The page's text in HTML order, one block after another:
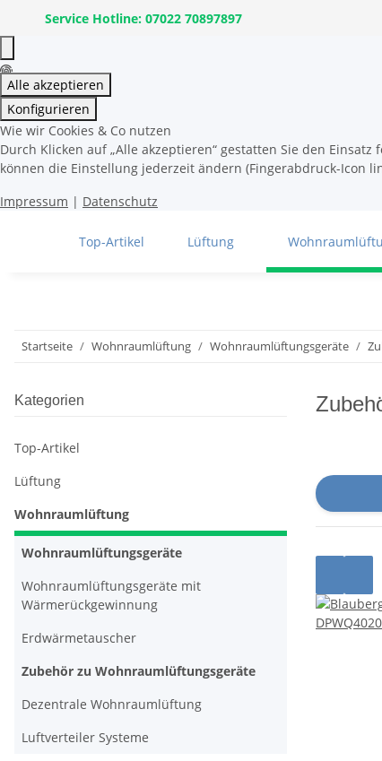
Service Hotline: 07022 70897897
Alle akzeptieren
Konfigurieren
Wie wir Cookies & Co nutzen
Durch Klicken auf „Alle akzeptieren“ gestatten Sie den Einsatz
können die Einstellung jederzeit ändern (Fingerabdruck-Icon
Impressum | Datenschutz
Top-Artikel Lüftung
Startseite Wohnraumlüftung Wohnraumlüftungsgeräte
Kategorien
Top-Artikel
Lüftung
Wohnraumlüftung
Wohnraumlüftungsgeräte
Wohnraumlüftungsgeräte mit
Wärmerückgewinnung
Erdwärmetauscher
Zubehör zu Wohnraumlüftungsgeräte
Dezentrale Wohnraumlüftung
Luftverteiler Systeme